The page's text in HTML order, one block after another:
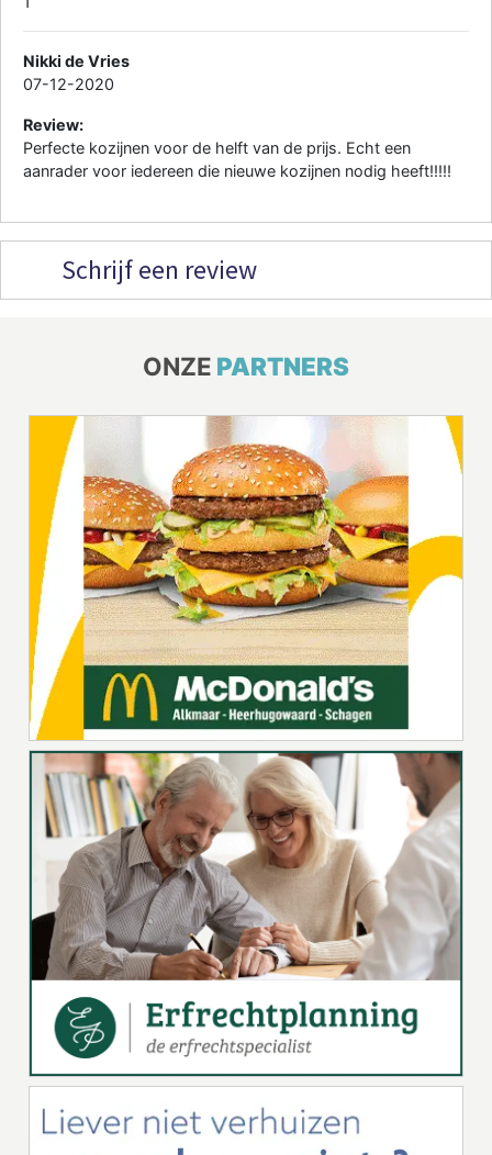
Nikki de Vries
07-12-2020
Review:
Perfecte kozijnen voor de helft van de prijs. Echt een
aanrader voor iedereen die nieuwe kozijnen nodig heeft!!!!!
Schrijf een review
ONZE PARTNERS